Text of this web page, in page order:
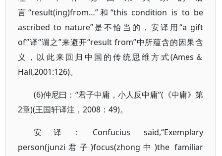
言“result(ing)from…”和“this condition is to be
ascribed to nature”是不恰当的，安译用“a gift
of”译“谓之”来避开“result from”中所蕴含的因果含
义，以此来回归中国的传统思维方式(Ames＆
Hall,2001:126)。
(6)仲尼曰：“君子中庸，小人反中庸”(《中庸》第
2章)(王国轩译注，2008：49)。
安译：Confucius said,“Exemplary
person(junzi君子)focus(zhong中)the familiar